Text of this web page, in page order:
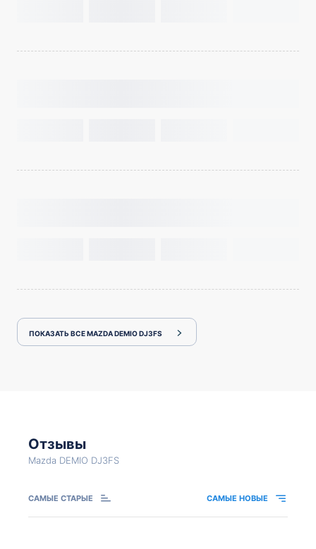
ПОКАЗАТЬ ВСЕ MAZDA DEMIO DJ3FS
Отзывы
Mazda DEMIO DJ3FS
САМЫЕ СТАРЫЕ САМЫЕ НОВЫЕ